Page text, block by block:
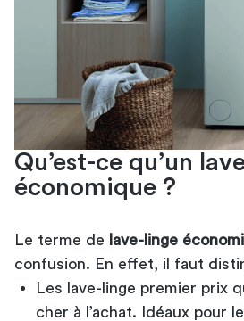
Qu’est-ce qu’un
économique ?
Le terme de lave-linge
confusion. En effet, il faut
Les lave-linge premier prix
cher à l’achat. Idéaux pour